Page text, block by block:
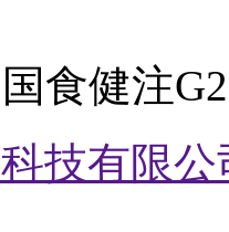
国食健注
技有限公